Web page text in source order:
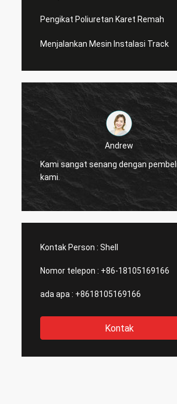
Pengikat Poliuretan Karet Remah
Menjalankan Mesin Instalasi Track
Andrew
Kami sangat senang dengan
kami.
Kontak Person : Shell
Nomor telepon : +86-18105169166
ada apa : +8618105169166
Kontak